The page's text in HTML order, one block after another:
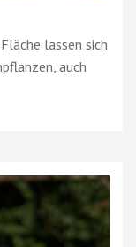
lassen sich
auch